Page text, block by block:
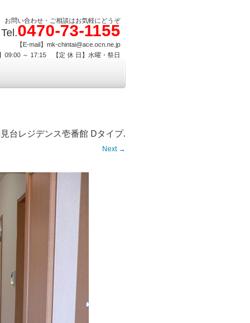
お問い合わせ・ご相談はお気軽にどうぞ
Tel.0470-73-1155
【E-mail】mk-chintai@ace.ocn.ne.jp
09:00 ～ 17:15 【定 休 日】水曜・祭日
台レジデンス壱番館 Dタイプ.
Next →